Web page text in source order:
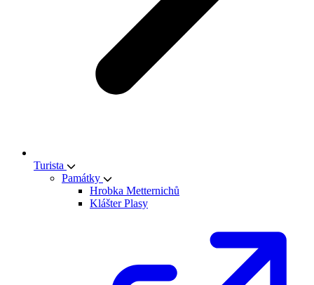
Turista
Památky
Hrobka Metternichů
Klášter Plasy